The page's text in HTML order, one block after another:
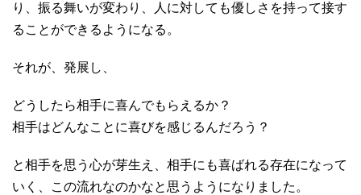
り、振る舞いが変わり、人に対しても優しさを持って接す
ることができるようになる。
それが、発展し、
どうしたら相手に喜んでもらえるか？
相手はどんなことに喜びを感じるんだろう？
と相手を思う心が芽生え、相手にも喜ばれる存在になって
いく、この流れなのかなと思うようになりました。